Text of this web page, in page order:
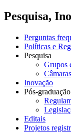
Pesquisa,
Perguntas
Políticas e
Pesquisa
Grupos
Inovação
Pós-graduação
Editais
Projetos